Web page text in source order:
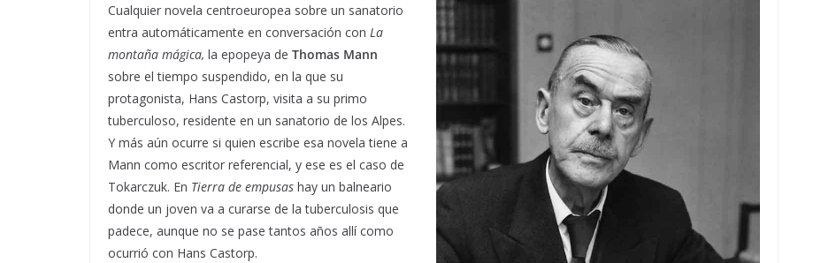
Cualquier novela centroeuropea sobre un sanatorio
entra automáticamente en conversación con La
montaña mágica, la epopeya de Thomas Mann
sobre el tiempo suspendido, en la que su
protagonista, Hans Castorp, visita a su primo
tuberculoso, residente en un sanatorio de los Alpes.
Y más aún ocurre si quien escribe esa novela tiene a
Mann como escritor referencial, y ese es el caso de
Tokarczuk. En Tierra de empusas hay un balneario
donde un joven va a curarse de la tuberculosis que
padece, aunque no se pase tantos años allí como
ocurrió con Hans Castorp.